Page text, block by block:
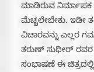
ಮಾಡಿರುವ ನಿರ್ಮಾಪಕ
ಮೆಚ್ಚಲೇಬೇಕು. ಇಡೀ
ವಿಚಾರವನ್ನು ಎಲ್ಲರ
ತರುಣ್ ಸುಧೀರ್
ಸಂಭಾಷಣೆ ಈ